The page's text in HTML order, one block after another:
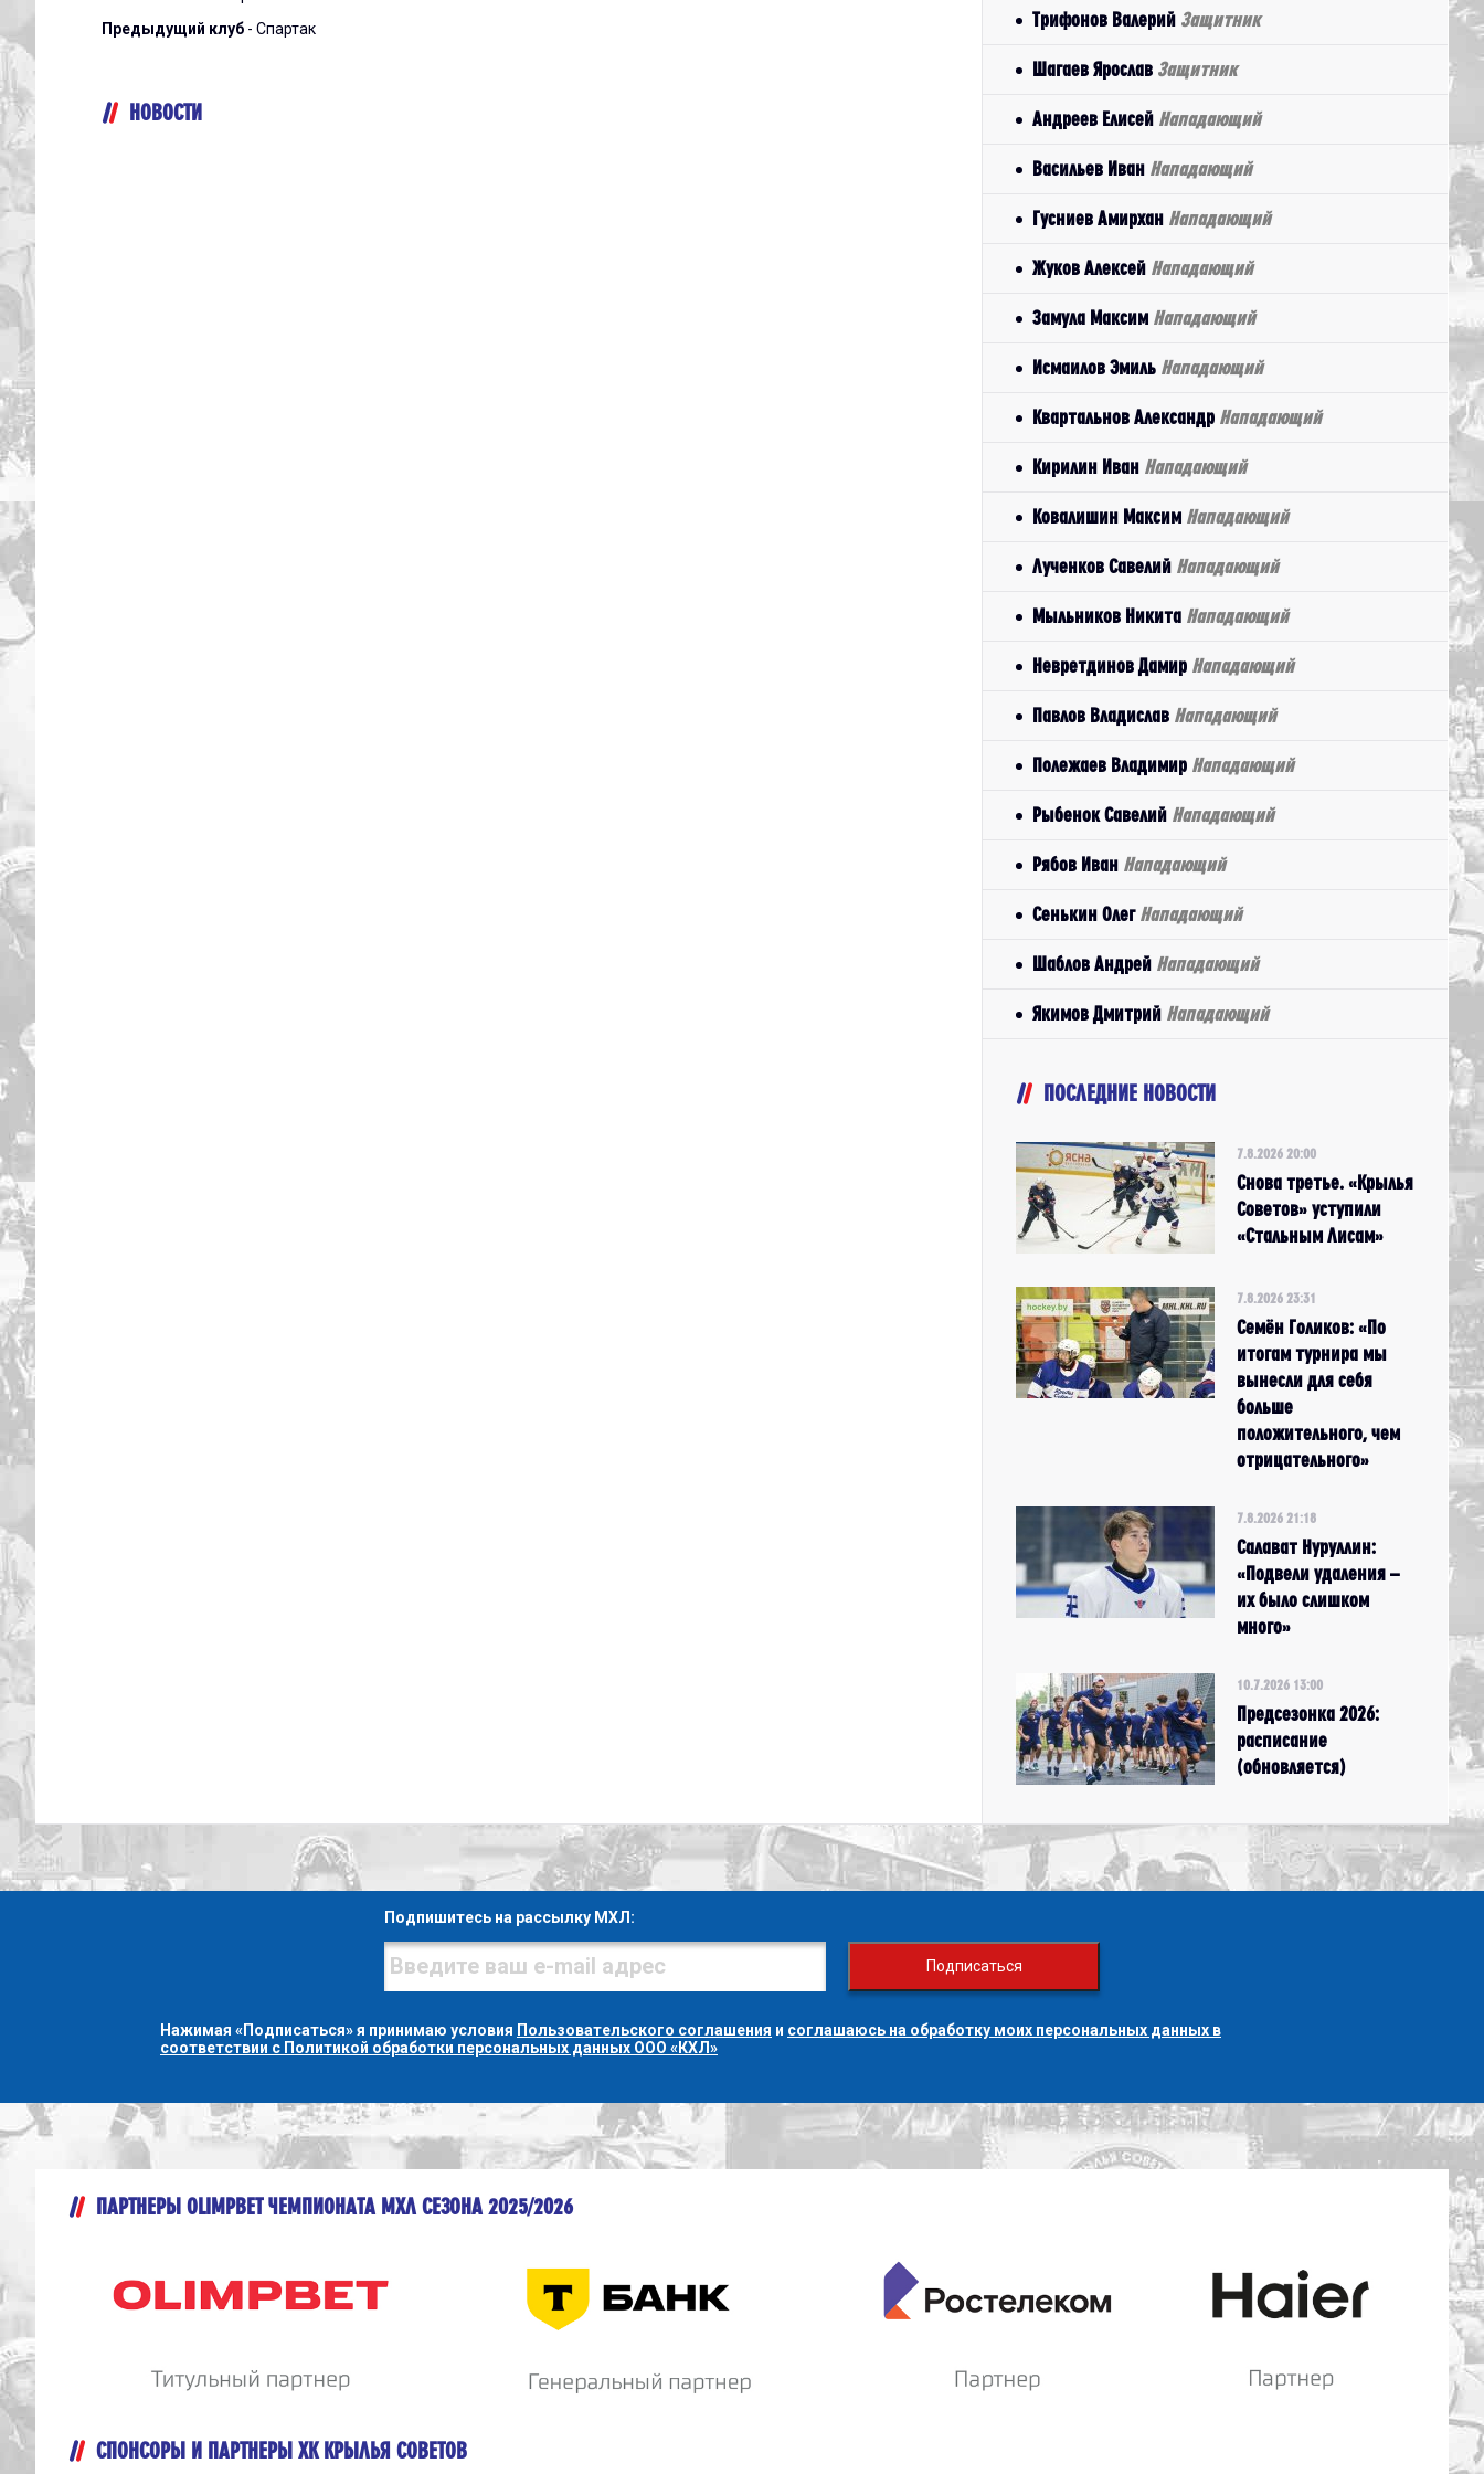
Предыдущий клуб - Спартак
НОВОСТИ
Трифонов Валерий Защитник
Шагаев Ярослав Защитник
Андреев Елисей Нападающий
Васильев Иван Нападающий
Гусниев Амирхан Нападающий
Жуков Алексей Нападающий
Замула Максим Нападающий
Исмаилов Эмиль Нападающий
Квартальнов Александр Нападающий
Кирилин Иван Нападающий
Ковалишин Максим Нападающий
Лученков Савелий Нападающий
Мыльников Никита Нападающий
Невретдинов Дамир Нападающий
Павлов Владислав Нападающий
Полежаев Владимир Нападающий
Рыбенок Савелий Нападающий
Рябов Иван Нападающий
Сенькин Олег Нападающий
Шаблов Андрей Нападающий
Якимов Дмитрий Нападающий
ПОСЛЕДНИЕ НОВОСТИ
7.8.2026 20:00
Снова третье. «Крылья
Советов» уступили
«Стальным Лисам»
7.8.2026 23:31
Семён Голиков: «По
итогам турнира мы
вынесли для себя
больше
положительного, чем
отрицательного»
7.8.2026 21:18
Салават Нуруллин:
«Подвели удаления –
их было слишком
много»
10.7.2026 13:00
Предсезонка 2026:
расписание
(обновляется)
Подпишитесь на рассылку МХЛ:
Подписаться
Нажимая «Подписаться» я принимаю условия Пользовательского соглашения и соглашаюсь на обработку моих персональных данных в
соответствии с Политикой обработки персональных данных ООО «КХЛ»
ПАРТНЕРЫ OLIMPBET ЧЕМПИОНАТА МХЛ СЕЗОНА 2025/2026
СПОНСОРЫ И ПАРТНЕРЫ ХК КРЫЛЬЯ СОВЕТОВ